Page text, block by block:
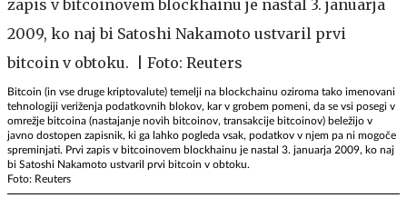
Bitcoin (in vse druge kriptovalute) temelji na blockchainu oziroma tako imenovani
tehnologiji veriženja podatkovnih blokov, kar v grobem pomeni, da se vsi posegi v
omrežje bitcoina (nastajanje novih bitcoinov, transakcije bitcoinov) beležijo v
javno dostopen zapisnik, ki ga lahko pogleda vsak, podatkov v njem pa ni mogoče
spreminjati. Prvi zapis v bitcoinovem blockhainu je nastal 3. januarja 2009, ko naj
bi Satoshi Nakamoto ustvaril prvi bitcoin v obtoku.
Foto: Reuters